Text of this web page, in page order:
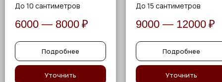
До 10 сантиметров
6000 — 8000 ₽
Подробнее
Уточнить
До 15 сантиметров
9000 — 12000 ₽
Подробнее
Уточнить